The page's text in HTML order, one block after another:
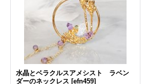
水晶とベラクルスアメシスト ラベン
ダーのネックレス [efn459]